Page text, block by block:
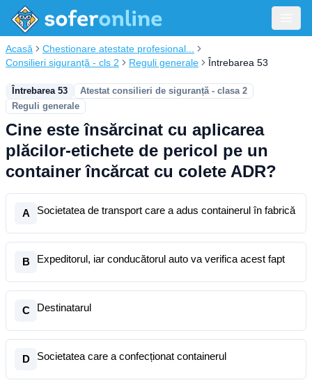
Acasă
Chestionare atestate profesional...
Consilieri siguranță - cls 2
Reguli generale Întrebarea 53
Întrebarea 53
Atestat consilieri de siguranță - clasa 2
Reguli generale
Cine este însărcinat cu aplicarea
plăcilor-etichete de pericol pe un
container încărcat cu colete ADR?
A Societatea de transport care a adus containerul în fabrică
B Expeditorul, iar conducătorul auto va verifica acest fapt
C Destinatarul
D Societatea care a confecționat containerul